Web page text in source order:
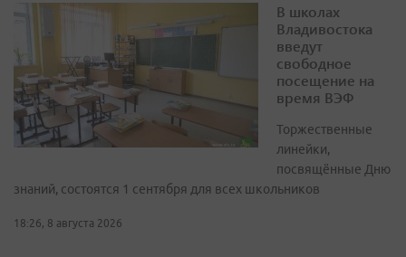
В школах
Владивостока
введут
свободное
посещение на
время ВЭФ
Торжественные
линейки,
посвящённые Дню
знаний, состоятся 1 сентября для всех школьников
18:26, 8 августа 2026